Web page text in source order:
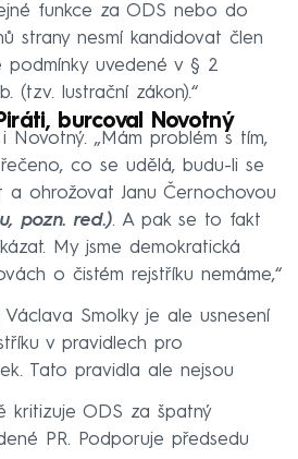
funkce za ODS nebo do
strany nesmí kandidovat člen
podmínky uvedené v § 2
(tzv. lustrační zákon).“
burcoval Novotný
Novotný. „Mám problém s tím,
co se udělá, budu-li se
a ohrožovat Janu Černochovou
pozn. red.). A pak se to fakt
My jsme demokratická
o čistém rejstříku nemáme,“
Smolky je ale usnesení
v pravidlech pro
Tato pravidla ale nejsou
kritizuje ODS za špatný
PR. Podporuje předsedu